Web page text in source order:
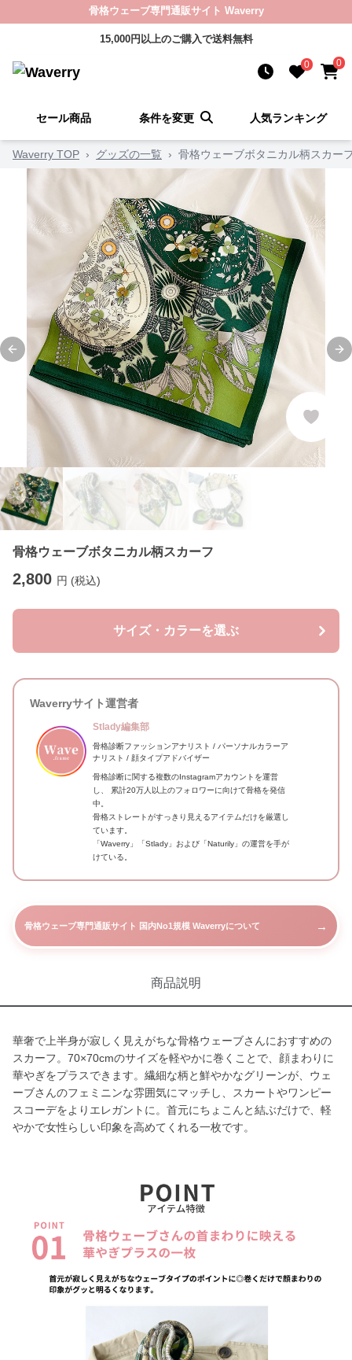
骨格ウェーブ専門通販サイト Waverry
15,000円以上のご購入で送料無料
0 0
セール商品 条件を変更 人気ランキング
Waverry TOP › グッズの一覧 › 骨格ウェーブボタニカル柄スカー
Previous slide
骨格ウェーブボタニカル柄スカーフ
2,800 円 (税込)
サイズ・カラーを選ぶ
Waverryサイト運営者
Stlady編集部
骨格診断ファッションアナリスト / パーソナルカラーア
ナリスト / 顔タイプアドバイザー
骨格診断に関する複数のInstagramアカウントを運営
し、 累計20万人以上のフォロワーに向けて骨格を発信
中。
骨格ストレートがすっきり見えるアイテムだけを厳選し
ています。
「Waverry」「Stlady」および「Naturily」の運営を手が
けている。
骨格ウェーブ専門通販サイト 国内No1規模 Waverryについて →
商品説明
華奢で上半身が寂しく見えがちな骨格ウェーブさんにおすすめの
スカーフ。70×70cmのサイズを軽やかに巻くことで、顔まわりに
華やぎをプラスできます。繊細な柄と鮮やかなグリーンが、ウェ
ーブさんのフェミニンな雰囲気にマッチし、スカートやワンピー
スコーデをよりエレガントに。首元にちょこんと結ぶだけで、軽
やかで女性らしい印象を高めてくれる一枚です。